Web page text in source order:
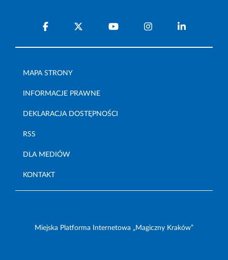
MAPA STRONY
INFORMACJE PRAWNE
DEKLARACJA DOSTĘPNOŚCI
RSS
DLA MEDIÓW
KONTAKT
Miejska Platforma Internetowa „Magiczny Kraków”